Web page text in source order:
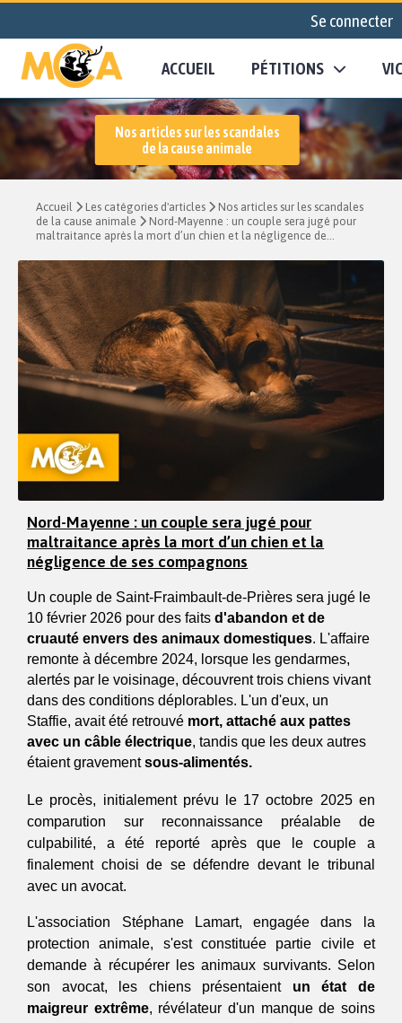
Se connecter
ACCUEIL PÉTITIONS
Nos articles sur les scandales
de la cause animale
Accueil Les catégories d'articles
Nos articles sur les scandales
de la cause animale
Nord-Mayenne : un couple sera jugé pour
maltraitance après la mort d’un chien et la négligence de...
Nord-Mayenne : un couple sera jugé pour
maltraitance après la mort d’un chien et la
négligence de ses compagnons
Un couple de Saint-Fraimbault-de-Prières sera jugé le
10 février 2026 pour des faits d'abandon et de
cruauté envers des animaux domestiques. L'affaire
remonte à décembre 2024, lorsque les gendarmes,
alertés par le voisinage, découvrent trois chiens vivant
dans des conditions déplorables. L'un d'eux, un
Staffie, avait été retrouvé mort, attaché aux pattes
avec un câble électrique, tandis que les deux autres
étaient gravement sous-alimentés.
Le procès, initialement prévu le 17 octobre 2025 en
comparution sur reconnaissance préalable de
culpabilité, a été reporté après que le couple a
finalement choisi de se défendre devant le tribunal
avec un avocat.
L'association Stéphane Lamart, engagée dans la
protection animale, s'est constituée partie civile et
demande à récupérer les animaux survivants. Selon
son avocat, les chiens présentaient un état de
maigreur extrême, révélateur d'un manque de soins